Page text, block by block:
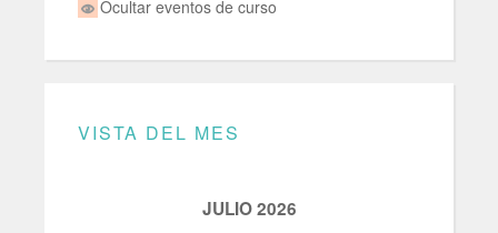
Ocultar eventos de curso
VISTA DEL MES
JULIO 2026